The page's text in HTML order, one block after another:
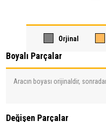
Orjinal
Boyalı Parçalar
Aracın boyası orijinaldir,
Değişen Parçalar